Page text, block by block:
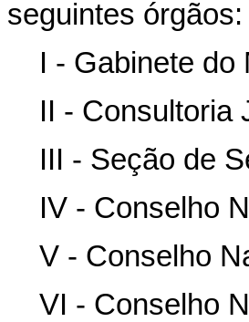
seguintes órgãos:
I - Gabinete do
II - Consultoria
III - Seção de
IV - Conselho
V - Conselho
VI - Conselho